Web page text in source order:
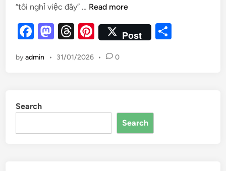
“tôi nghỉ việc đây” … Read more
F
c
o
o
M
to
n
T
e
s
Pi
er
Post
byadmin • 31/01/2026 • 0
Search
Search